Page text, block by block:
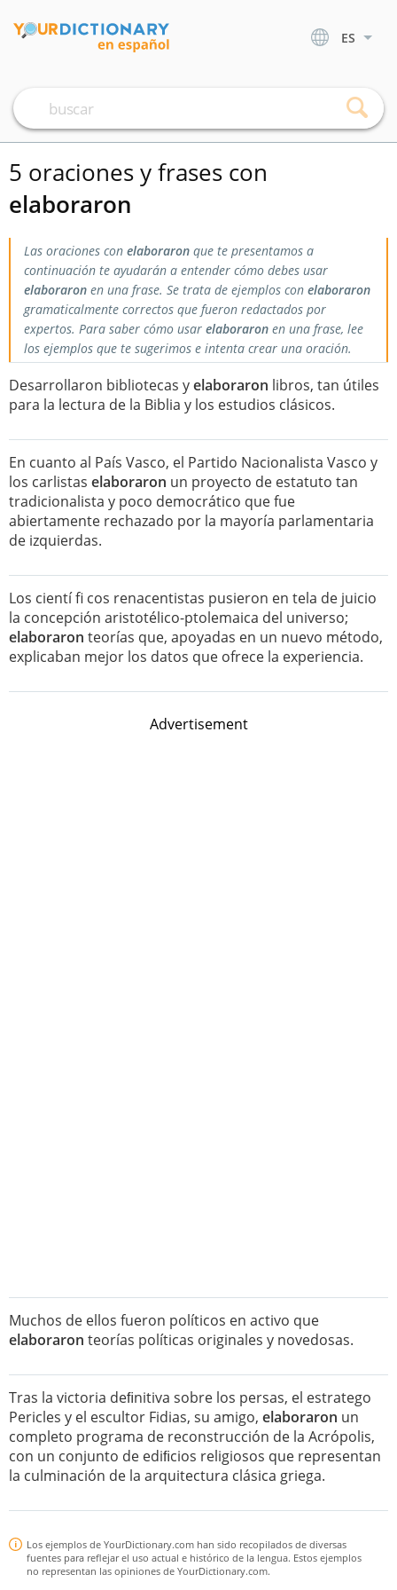
ES
5 oraciones y frases con
elaboraron
Las oraciones con elaboraron que te presentamos a
continuación te ayudarán a entender cómo debes usar
elaboraron en una frase. Se trata de ejemplos con elaboraron
gramaticalmente correctos que fueron redactados por
expertos. Para saber cómo usar elaboraron en una frase, lee
los ejemplos que te sugerimos e intenta crear una oración.
Desarrollaron bibliotecas yelaboraron libros, tan útiles
para la lectura de la Biblia y los estudios clásicos.
En cuanto al País Vasco, el Partido Nacionalista Vasco y
los carlistas elaboraron un proyecto de estatuto tan
tradicionalista y poco democrático que fue
abiertamente rechazado por la mayoría parlamentaria
de izquierdas.
Los cientí fi cos renacentistas pusieron en tela de juicio
la concepción aristotélico-ptolemaica del universo;
elaboraron teorías que, apoyadas en un nuevo método,
explicaban mejor los datos que ofrece la experiencia.
Advertisement
Muchos de ellos fueron políticos en activo que
elaboraron teorías políticas originales y novedosas.
Tras la victoria deﬁnitiva sobre los persas, el estratego
Pericles y el escultor Fidias, su amigo, elaboraron un
completo programa de reconstrucción de la Acrópolis,
con un conjunto de ediﬁcios religiosos que representan
la culminación de la arquitectura clásica griega.
Los ejemplos de YourDictionary.com han sido recopilados de diversas
fuentes para reflejar el uso actual e histórico de la lengua. Estos ejemplos
no representan las opiniones de YourDictionary.com.